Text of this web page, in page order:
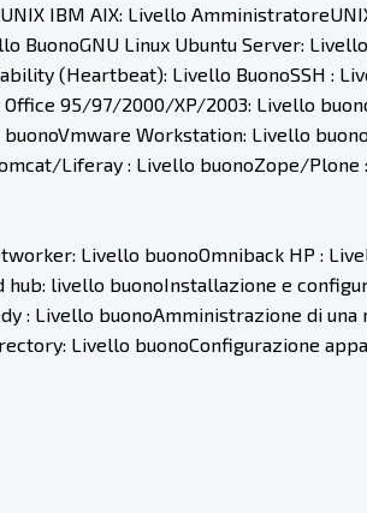
IBM AIX: Livello
Linux Ubuntu Server:
(Heartbeat): Livello BuonoSSH :
95/97/2000/XP/2003: Livello
Workstation: Livello
Liferay : Livello buonoZope/
Livello buonoOmniback HP :
livello buonoInstallazione e
: Livello buonoAmministrazione di
Livello buonoConfigurazione